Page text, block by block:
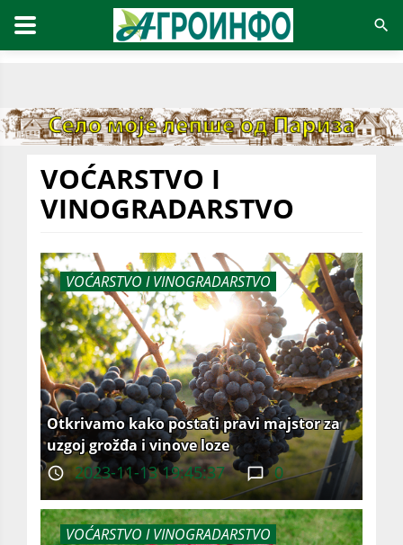
VOĆARSTVO I
VINOGRADARSTVO
VOĆARSTVO I VINOGRADARSTVO
Otkrivamo kako postati pravi majstor za
uzgoj grožđa i vinove loze
2023-11-13 19:45:37 0
VOĆARSTVO I VINOGRADARSTVO